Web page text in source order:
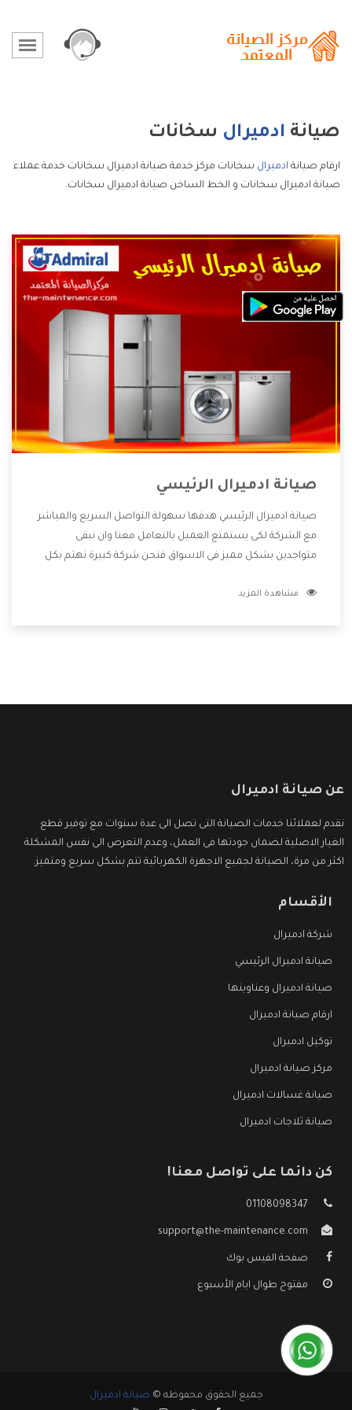
صيانة ادميرال سخانات
ارقام صيانة ادميرال سخانات مركز خدمة صيانة ادميرال سخانات خدمة عملاء
صيانة ادميرال سخانات و الخط الساخن صيانة ادميرال سخانات.
صيانة ادميرال الرئيسي
صيانة ادميرال الرئيسي هدفها سهولة التواصل السريع والمباشر
مع الشركة لكى يستمتع العميل بالتعامل معنا وان نبقى
متواجدين بشكل مميز فى الاسواق فنحن شركة كبيرة نهتم بكل
الشركة بها والتى تكون منها خدمة الصيانة التى تكون من أهم
مشاهدة المزيد
عن صيانة ادميرال
نقدم لعملائنا خدمات الصيانة التى تصل الى عدة سنوات مع توفير قطع
الغيار الاصلية لضمان جودتها فى العمل، وعدم التعرض الى نفس المشكلة
اكثر من مرة، الصيانة لجميع الاجهزة الكهربائية تتم بشكل سريع ومتميز.
الأقسام
شركة ادميرال
صيانة ادميرال الرئيسي
صيانة ادميرال وعناوينها
ارقام صيانة ادميرال
توكيل ادميرال
مركز صيانة ادميرال
صيانة غسالات ادميرال
صيانة ثلاجات ادميرال
كن دائما على تواصل معنا!
01108098347
support@the-maintenance.com
صفحة الفيس بوك
مفتوح طوال ايام الأسبوع
جميع الحقوق محفوظه © صيانة ادميرال